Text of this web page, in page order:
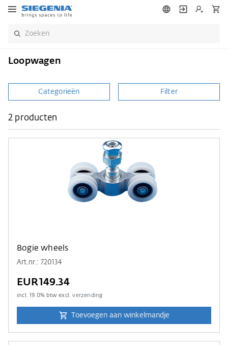
Loopwagen
Categorieën Filter
2 producten
Bogie wheels
Art.nr.: 720134
EUR149.34
incl.19.0% btw excl.verzending
Toevoegen aan winkelmandje